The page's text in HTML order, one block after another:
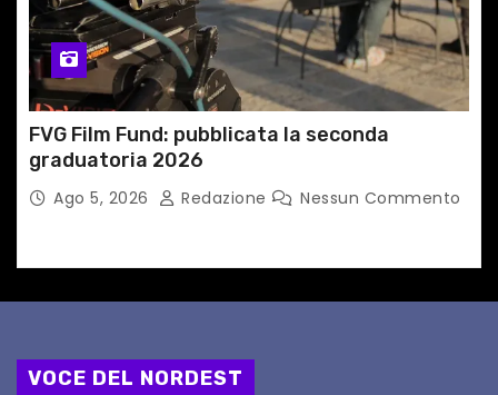
FVG Film Fund: pubblicata la seconda
graduatoria 2026
Ago 5, 2026 Redazione Nessun Commento
VOCE DEL NORDEST